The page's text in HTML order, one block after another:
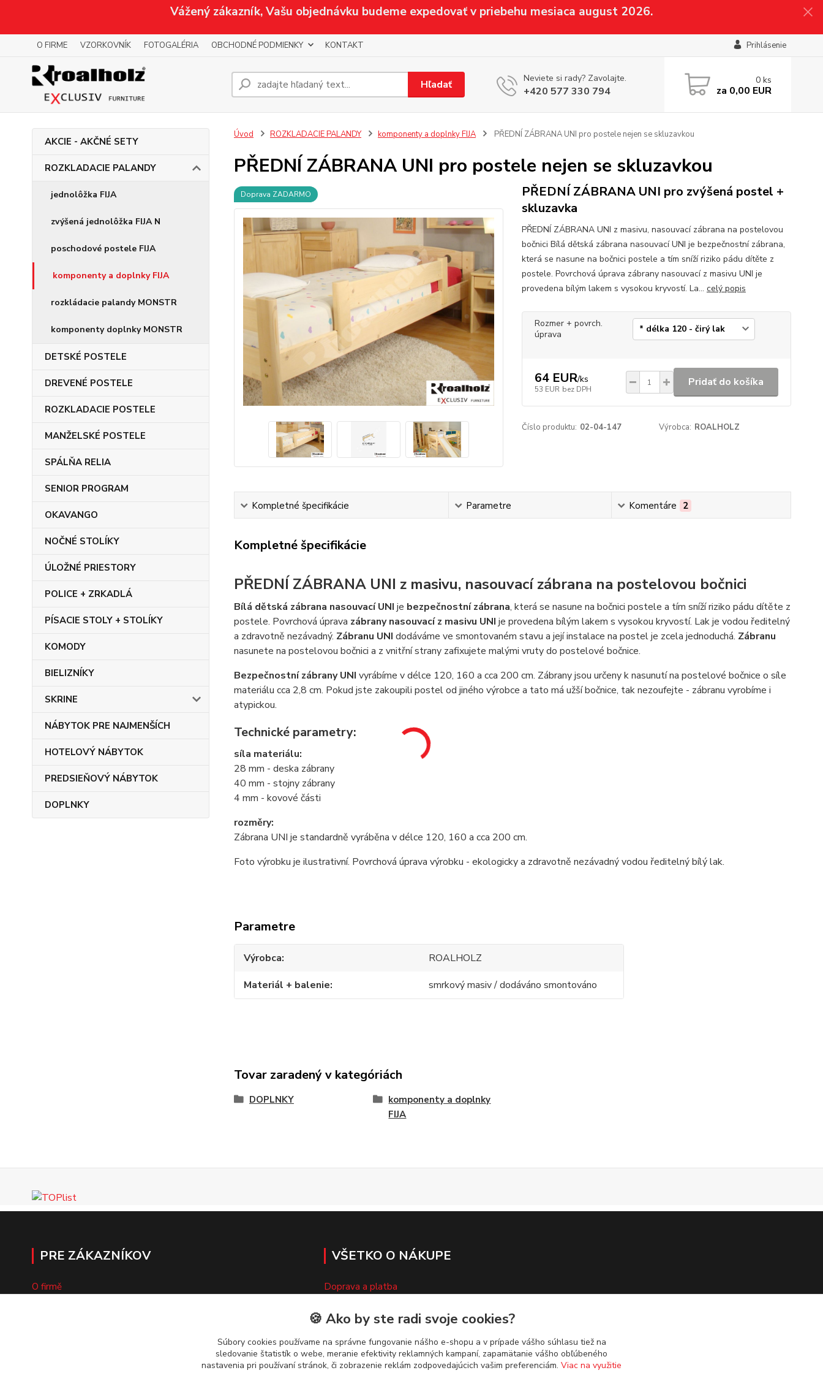
Vážený zákazník, Vašu objednávku budeme expedovať v priebehu mesiaca august 2026.
O FIRME VZORKOVNÍK FOTOGALÉRIA OBCHODNÉ PODMIENKY KONTAKT Prihlásenie
Hľadať Neviete si rady? Zavolajte.
+420 577 330 794
0 ks
za 0,00 EUR
AKCIE - AKČNÉ SETY
ROZKLADACIE PALANDY
jednolôžka FIJA
zvýšená jednolôžka FIJA N
poschodové postele FIJA
komponenty a doplnky FIJA
rozkládacie palandy MONSTR
komponenty doplnky MONSTR
DETSKÉ POSTELE
DREVENÉ POSTELE
ROZKLADACIE POSTELE
MANŽELSKÉ POSTELE
SPÁLŇA RELIA
SENIOR PROGRAM
OKAVANGO
NOČNÉ STOLÍKY
ÚLOŽNÉ PRIESTORY
POLICE + ZRKADLÁ
PÍSACIE STOLY + STOLÍKY
KOMODY
BIELIZNÍKY
SKRINE
NÁBYTOK PRE NAJMENŠÍCH
HOTELOVÝ NÁBYTOK
PREDSIEŇOVÝ NÁBYTOK
DOPLNKY
Úvod ROZKLADACIE PALANDY komponenty a doplnky FIJA PŘEDNÍ ZÁBRANA UNI pro postele nejen se skluzavkou
PŘEDNÍ ZÁBRANA UNI pro postele nejen se skluzavkou
Doprava ZADARMO
PŘEDNÍ ZÁBRANA UNI pro zvýšená postel +
skluzavka
PŘEDNÍ ZÁBRANA UNI z masivu, nasouvací zábrana na postelovou
bočnici Bílá dětská zábrana nasouvací UNI je bezpečnostní zábrana,
která se nasune na bočnici postele a tím sníží riziko pádu dítěte z
postele. Povrchová úprava zábrany nasouvací z masivu UNI je
provedena bílým lakem s vysokou kryvostí. La... celý popis
Rozmer + povrch.
úprava
64 EUR/ks
53 EUR bez DPH
Pridať do košíka
Číslo produktu: 02-04-147 Výrobca: ROALHOLZ
Kompletné špecifikácie Parametre Komentáre 2
Kompletné špecifikácie
PŘEDNÍ ZÁBRANA UNI z masivu, nasouvací zábrana na postelovou bočnici
Bílá dětská zábrana nasouvací UNI je bezpečnostní zábrana, která se nasune na bočnici postele a tím sníží riziko pádu dítěte z
postele. Povrchová úprava zábrany nasouvací z masivu UNI je provedena bílým lakem s vysokou kryvostí. Lak je vodou ředitelný
a zdravotně nezávadný. Zábranu UNI dodáváme ve smontovaném stavu a její instalace na postel je zcela jednoduchá. Zábranu
nasunete na postelovou bočnici a z vnitřní strany zafixujete malými vruty do postelové bočnice.
Bezpečnostní zábrany UNI vyrábíme v délce 120, 160 a cca 200 cm. Zábrany jsou určeny k nasunutí na postelové bočnice o síle
materiálu cca 2,8 cm. Pokud jste zakoupili postel od jiného výrobce a tato má užší bočnice, tak nezoufejte - zábranu vyrobíme i
atypickou.
Technické parametry:
síla materiálu:
28 mm - deska zábrany
40 mm - stojny zábrany
4 mm - kovové části
rozměry:
Zábrana UNI je standardně vyráběna v délce 120, 160 a cca 200 cm.
Foto výrobku je ilustrativní. Povrchová úprava výrobku - ekologicky a zdravotně nezávadný vodou ředitelný bílý lak.
Parametre
Výrobca
ROALHOLZ
Materiál + balenie
smrkový masiv / dodáváno smontováno
Tovar zaradený v kategóriách
DOPLNKY
komponenty a doplnky
FIJA
PRE ZÁKAZNÍKOV
O firmě
VŠETKO O NÁKUPE
Doprava a platba
Obchodné podmienky
Reklamačný poriadok
Ochrana osobných údajov
🍪 Ako by ste radi svoje cookies?
Súbory cookies používame na správne fungovanie nášho e-shopu a v prípade vášho súhlasu tiež na
sledovanie štatistík o webe, meranie efektivity reklamných kampaní, zapamätanie vášho obľúbeného
nastavenia pri používaní stránok, či zobrazenie reklám zodpovedajúcich vašim preferenciám. Viac na využitie